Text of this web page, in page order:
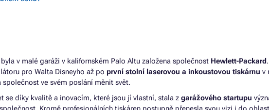
v malé garáži v kalifornském Palo Altu založena společnost Hewlett-Packard
pro Walta Disneyho až po první stolní laserovou a inkoustovou tiskárnu v
společnost ve svém poslání měnit svět.
se díky kvalitě a inovacím, které jsou jí vlastní, stala z garážového startupu